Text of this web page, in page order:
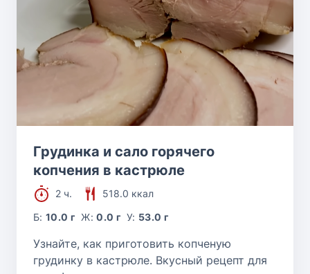
Грудинка и сало горячего
копчения в кастрюле
2 ч.
518.0 ккал
Б:10.0 г Ж:0.0 г У: 53.0 г
Узнайте, как приготовить копченую
грудинку в кастрюле. Вкусный рецепт для